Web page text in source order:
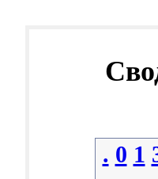
. 0 1